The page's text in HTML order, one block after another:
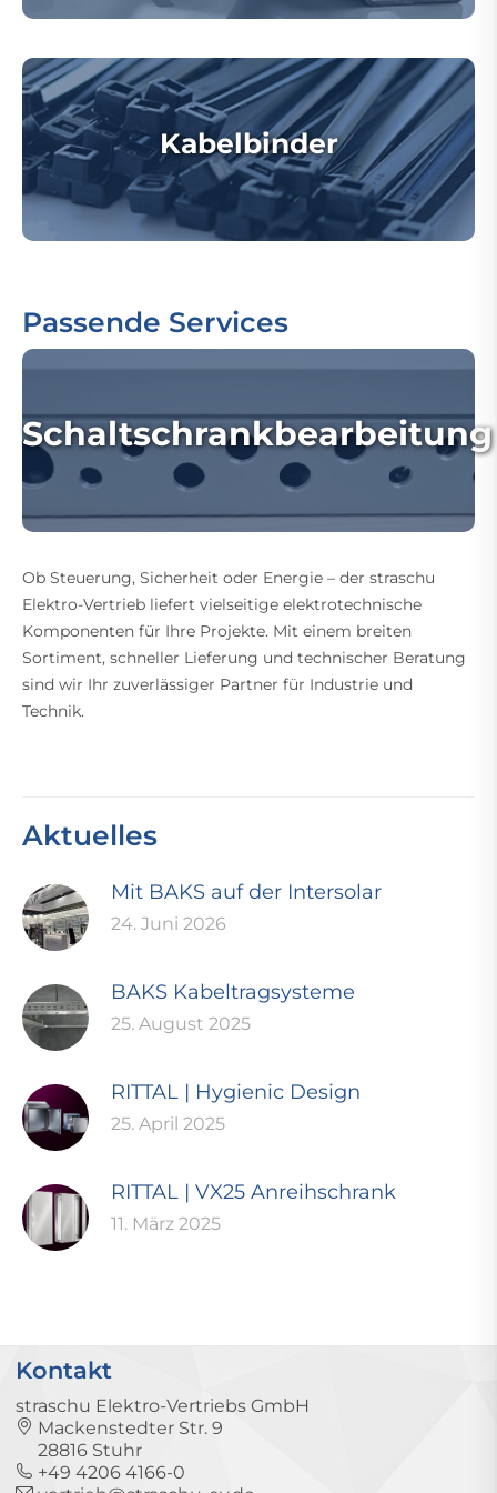
Kabelbinder
Passende Services
Schaltschrankbearbeitung
Ob Steuerung, Sicherheit oder Energie – der straschu
Elektro-Vertrieb liefert vielseitige elektrotechnische
Komponenten für Ihre Projekte. Mit einem breiten
Sortiment, schneller Lieferung und technischer Beratung
sind wir Ihr zuverlässiger Partner für Industrie und
Technik.
Aktuelles
Mit BAKS auf der Intersolar
24. Juni 2026
BAKS Kabeltragsysteme
25. August 2025
RITTAL | Hygienic Design
25. April 2025
RITTAL | VX25 Anreihschrank
11. März 2025
Kontakt
straschu Elektro-Vertriebs GmbH
Mackenstedter Str. 9
28816 Stuhr
+49 4206 4166-0